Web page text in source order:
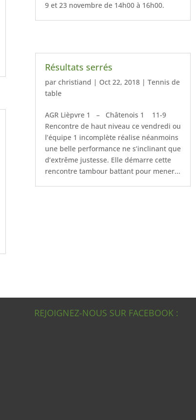
9 et 23 novembre de 14h00 à 16h00.
Résultats serrés
par christiand | Oct 22, 2018| Tennis de
table
AGR Lièpvre 1 – Châtenois 1 11-9
Rencontre de haut niveau ce vendredi ou
l’équipe 1 incomplète réalise néanmoins
une belle performance ne s’inclinant que
d’extrême justesse. Elle démarre cette
rencontre tambour battant pour mener...
REJOIGNEZ-NOUS SUR FACEBOOK :